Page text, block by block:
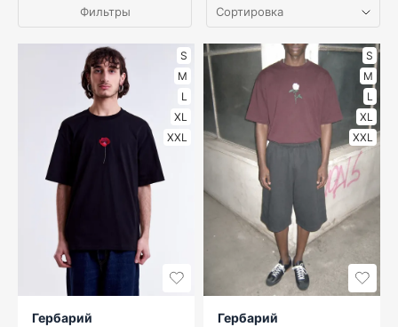
Фильтры
S
M
L
XL
XXL
Гербарий
S
M
L
XL
XXL
Гербарий